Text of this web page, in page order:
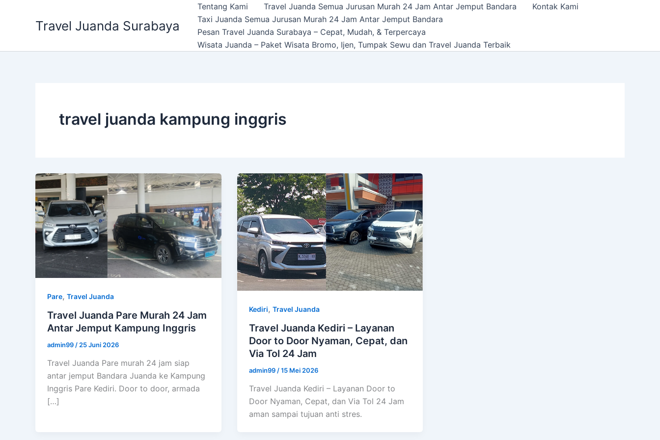
Travel Juanda Surabaya
Tentang Kami Travel Juanda Semua Jurusan Murah 24 Jam Antar Jemput Bandara
Kontak Kami
Taxi Juanda Semua Jurusan Murah 24 Jam Antar Jemput Bandara
Pesan Travel Juanda Surabaya – Cepat, Mudah, & Terpercaya
Wisata Juanda – Paket Wisata Bromo, Ijen, Tumpak Sewu dan Travel Juanda Terbaik
travel juanda kampung inggris
Pare, Travel Juanda
Travel Juanda Pare Murah 24 Jam
Antar Jemput Kampung Inggris
admin99 / 25 Juni 2026
Travel Juanda Pare murah 24 jam siap
antar jemput Bandara Juanda ke Kampung
Inggris Pare Kediri. Door to door, armada
[…]
Kediri, Travel Juanda
Travel Juanda Kediri – Layanan
Door to Door Nyaman, Cepat, dan
Via Tol 24 Jam
admin99 /15 Mei 2026
Travel Juanda Kediri – Layanan Door to
Door Nyaman, Cepat, dan Via Tol 24 Jam
aman sampai tujuan anti stres.